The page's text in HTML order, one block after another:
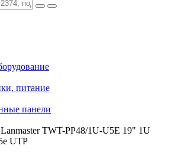
питание
панели
TWT-PP48/­1U-U5E 19" 1U
UTP